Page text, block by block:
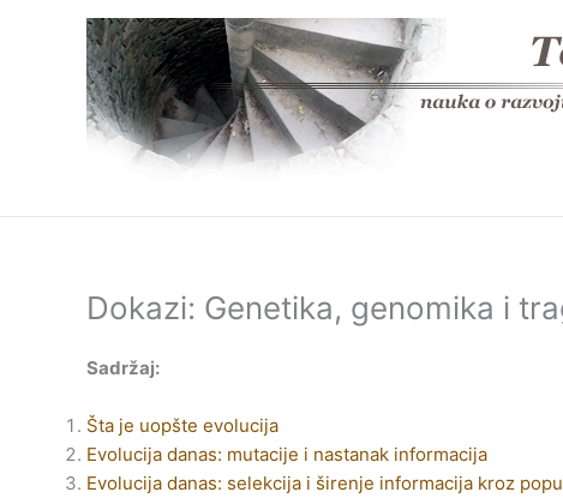
Dokazi: Genetika, genomika i
Sadržaj:
Šta je uopšte evolucija
Evolucija danas: mutacije i nastanak informacija
Evolucija danas: selekcija i širenje informacija kroz